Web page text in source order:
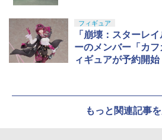
フィギュア
「崩壊：スターレ
ーのメンバー「カ
ィギュアが予約開始
もっと関連記事